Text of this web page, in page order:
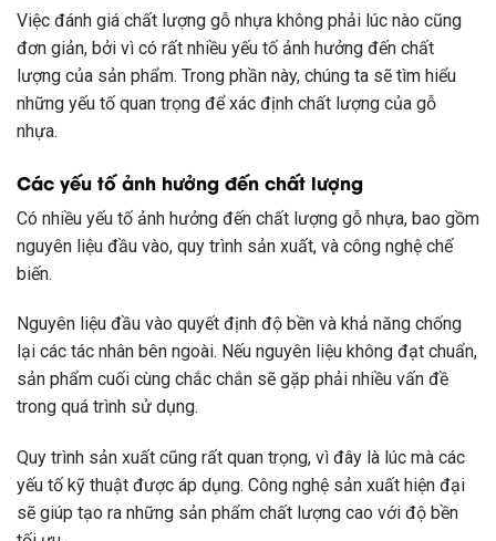
Việc đánh giá chất lượng gỗ nhựa không phải lúc nào cũng
đơn giản, bởi vì có rất nhiều yếu tố ảnh hưởng đến chất
lượng của sản phẩm. Trong phần này, chúng ta sẽ tìm hiểu
những yếu tố quan trọng để xác định chất lượng của gỗ
nhựa.
Các yếu tố ảnh hưởng đến chất lượng
Có nhiều yếu tố ảnh hưởng đến chất lượng gỗ nhựa, bao gồm
nguyên liệu đầu vào, quy trình sản xuất, và công nghệ chế
biến.
Nguyên liệu đầu vào quyết định độ bền và khả năng chống
lại các tác nhân bên ngoài. Nếu nguyên liệu không đạt chuẩn,
sản phẩm cuối cùng chắc chắn sẽ gặp phải nhiều vấn đề
trong quá trình sử dụng.
Quy trình sản xuất cũng rất quan trọng, vì đây là lúc mà các
yếu tố kỹ thuật được áp dụng. Công nghệ sản xuất hiện đại
sẽ giúp tạo ra những sản phẩm chất lượng cao với độ bền